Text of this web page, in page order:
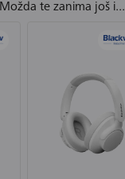
Možda te zanima još i...